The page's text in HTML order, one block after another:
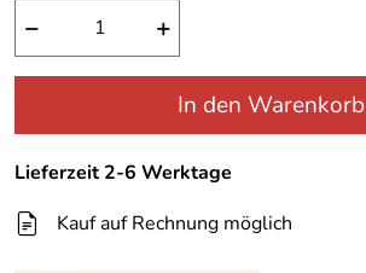
− +
In den Warenkorb
Lieferzeit 2-6 Werktage
Kauf auf Rechnung möglich